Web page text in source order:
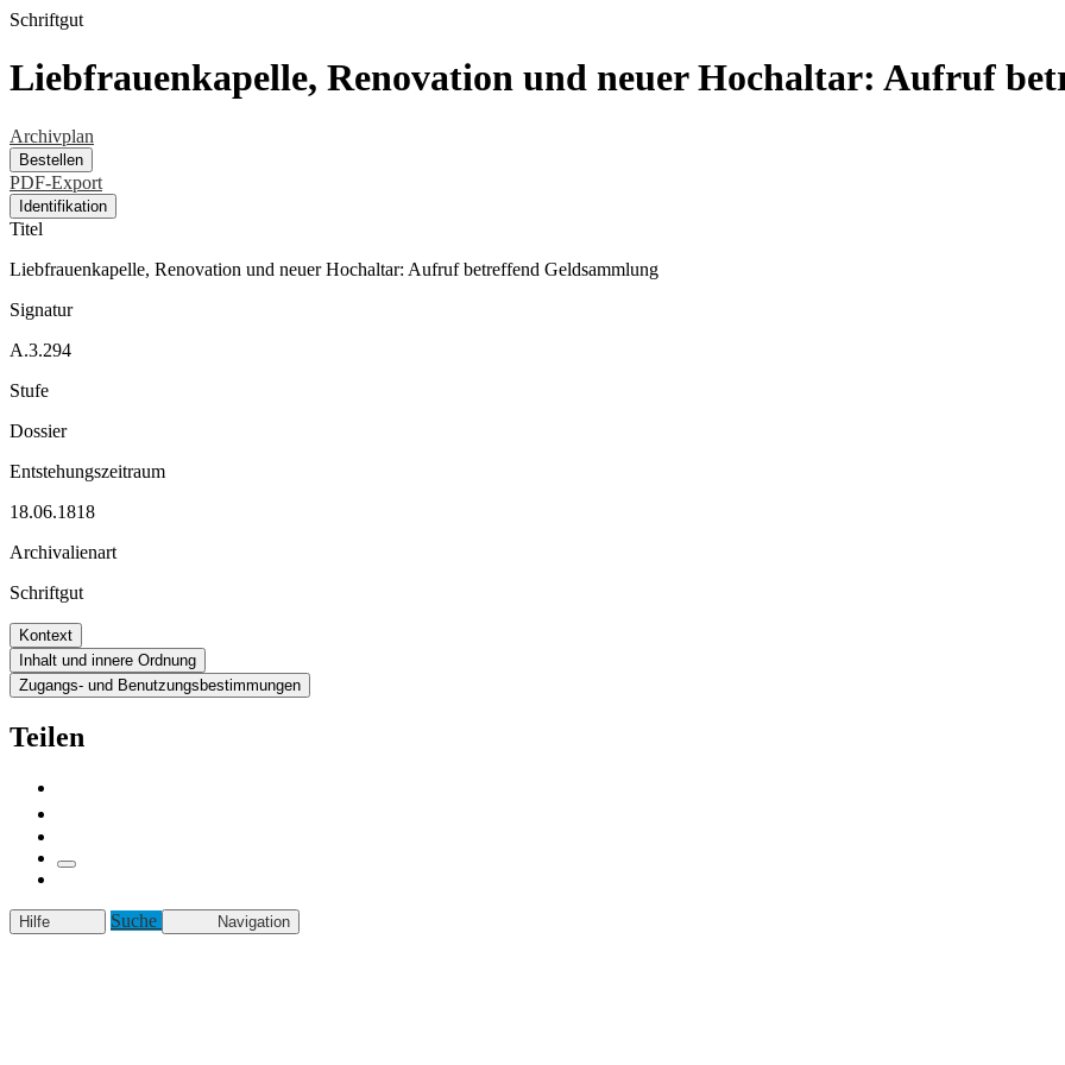
Schriftgut
Liebfrauenkapelle, Renovation und neuer Hochaltar: Aufruf
Archivplan
Bestellen
PDF-Export
Identifikation
Titel
Liebfrauenkapelle, Renovation und neuer Hochaltar: Aufruf betreffend Geldsammlung
Signatur
A.3.294
Stufe
Dossier
Entstehungszeitraum
18.06.1818
Archivalienart
Schriftgut
Kontext
Inhalt und innere Ordnung
Zugangs- und Benutzungsbestimmungen
Teilen
Hilfe Suche Navigation